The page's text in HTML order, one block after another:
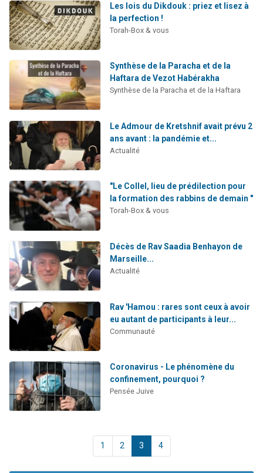
Les lois du Dikdouk : priez et lisez à
la perfection !
Torah-Box & vous
Synthèse de la Paracha et de la
Haftara de Vezot Habérakha
Synthèse de la Paracha et de la Haftara
Le Admour de Kretshnif avait prévu 2
ans avant : la pandémie et...
Actualité
"Le Collel, lieu de prédilection pour
la formation des rabbins de demain "
Torah-Box & vous
Décès de Rav Saadia Benhayon de
Marseille...
Actualité
Rav 'Hamou : rares sont ceux à avoir
eu autant de participants à leur...
Communauté
Coronavirus - Le phénomène du
confinement, pourquoi ?
Pensée Juive
1 2 3 4